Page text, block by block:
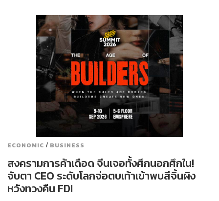
ECONOMIC / BUSINESS
สงครามการค้าเดือด จีนเจอทั้งศึกนอกศึกใน!
จับตา CEO ระดับโลกจ่อตบเท้าเข้าพบสีจิ้นผิง
หวังทวงคืน FDI